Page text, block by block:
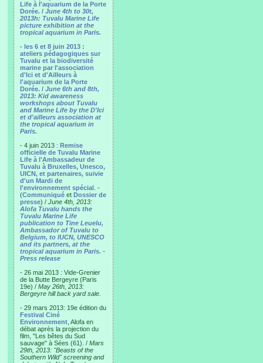
Life à l'aquarium de la Porte
Dorée. / June 4th to 30t,
2013h: Tuvalu Marine Life
picture exhibition at the
tropical aquarium in Paris.
- les 6 et 8 juin 2013 :
ateliers pédagogiques sur
Tuvalu et la biodiversité
marine par l'association
d'Ici et d'Ailleurs à
l'aquarium de la Porte
Dorée. / June 6th and 8th,
2013: Kid awareness
workshops about Tuvalu
and Marine Life by the D'Ici
et d'ailleurs association at
the tropical aquarium in
Paris.
- 4 juin 2013 : Remise
officielle de Tuvalu Marine
Life à l'Ambassadeur de
Tuvalu à Bruxelles, Unesco,
UICN, et partenaires, suivie
d'un Mardi de
l'environnement spécial . -
(Communiqué et Dossier de
presse) / June 4th, 2013:
Alofa Tuvalu hands the
Tuvalu Marine Life
publication to Tine Leuelu,
Ambassador of Tuvalu to
Belgium, to IUCN, UNESCO
and its partners, at the
tropical aquarium in Paris. -
Press release
- 26 mai 2013 : Vide-Grenier
de la Butte Bergeyre (Paris
19e) / May 26th, 2013:
Bergeyre hill back yard sale.
- 29 mars 2013: 19e édition du
Festival Ciné
Environnement , Alofa en
débat après la projection du
film, "Les bêtes du Sud
sauvage" à Sées (61). / Mars
29th, 2013: "Beasts of the
Southern Wild" screening and